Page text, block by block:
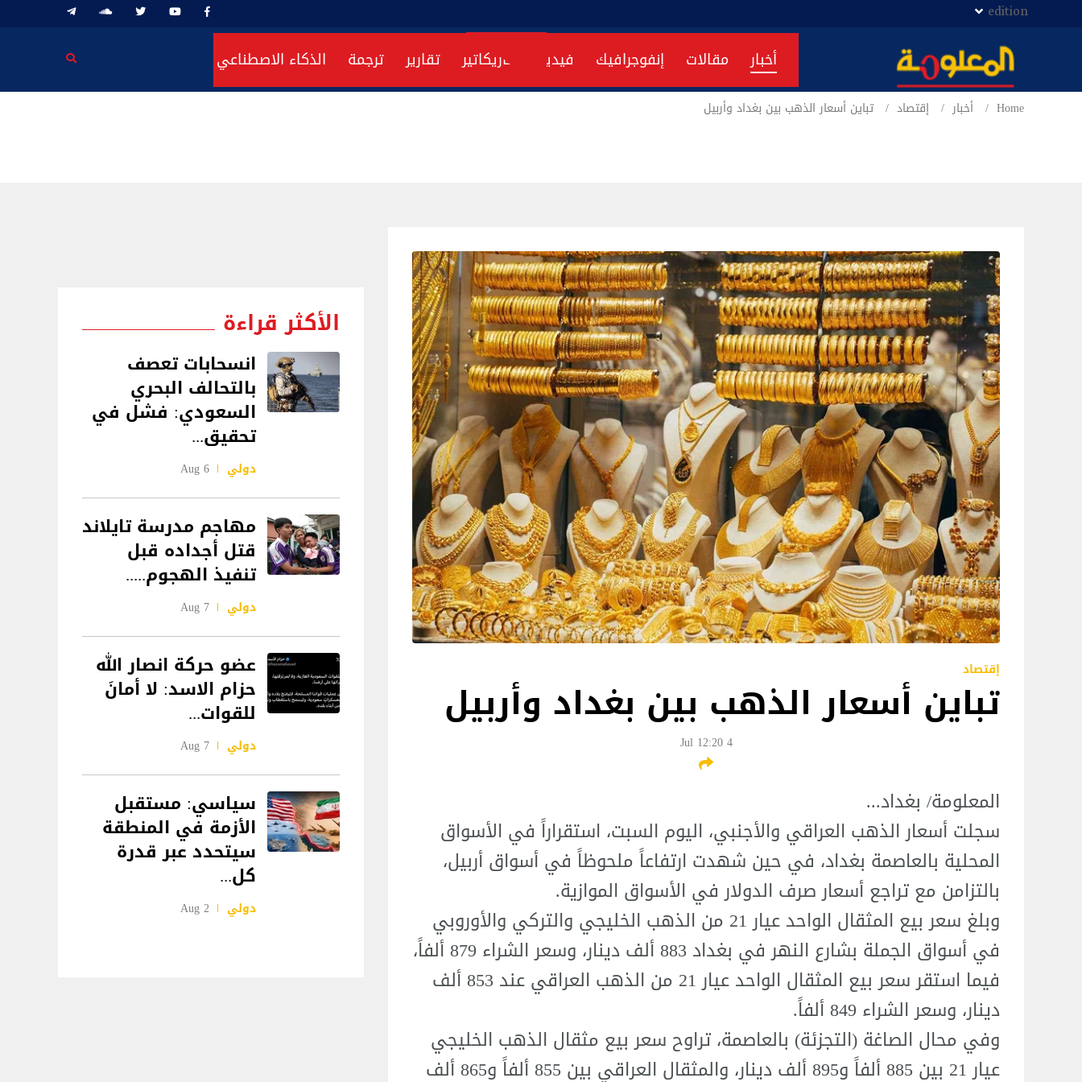
edition
أخبار مقالات إنفوجرافيك فيديو كاريكاتير تقارير ترجمة الذكاء الاصطناعي
Home أخبار إقتصاد تباين أسعار الذهب بين بغداد وأربيل
إقتصاد
تباين أسعار الذهب بين بغداد وأربيل
4 Jul 12:20
المعلومة/ بغداد...
سجلت أسعار الذهب العراقي والأجنبي، اليوم السبت، استقراراً في الأسواق
المحلية بالعاصمة بغداد، في حين شهدت ارتفاعاً ملحوظاً في أسواق أربيل،
بالتزامن مع تراجع أسعار صرف الدولار في الأسواق الموازية.
وبلغ سعر بيع المثقال الواحد عيار 21 من الذهب الخليجي والتركي والأوروبي
في أسواق الجملة بشارع النهر في بغداد 883 ألف دينار، وسعر الشراء 879 ألفاً،
فيما استقر سعر بيع المثقال الواحد عيار 21 من الذهب العراقي عند 853 ألف
دينار، وسعر الشراء 849 ألفاً.
وفي محال الصاغة (التجزئة) بالعاصمة، تراوح سعر بيع مثقال الذهب الخليجي
عيار 21 بين 885 ألفاً و895 ألف دينار، والمثقال العراقي بين 855 ألفاً و865 ألف
الأكثر قراءة
انسحابات تعصف
بالتحالف البحري
السعودي: فشل في
تحقيق...
دولي 6 Aug
مهاجم مدرسة تايلاند
قتل أجداده قبل
تنفيذ الهجوم.....
دولي 7 Aug
‏عضو حركة انصار الله
حزام الاسد: لا أمانَ
للقوات...
دولي 7 Aug
سياسي: مستقبل
الأزمة في المنطقة
سيتحدد عبر قدرة
كل...
دولي 2 Aug